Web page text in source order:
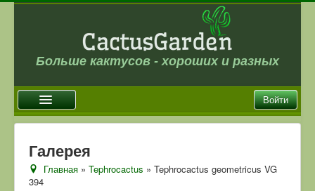
Больше кактусов - хороших и разных
Войти
Новости
Галерея
Галерея
Главная »Tephrocactus » Tephrocactus geometricus VG
394